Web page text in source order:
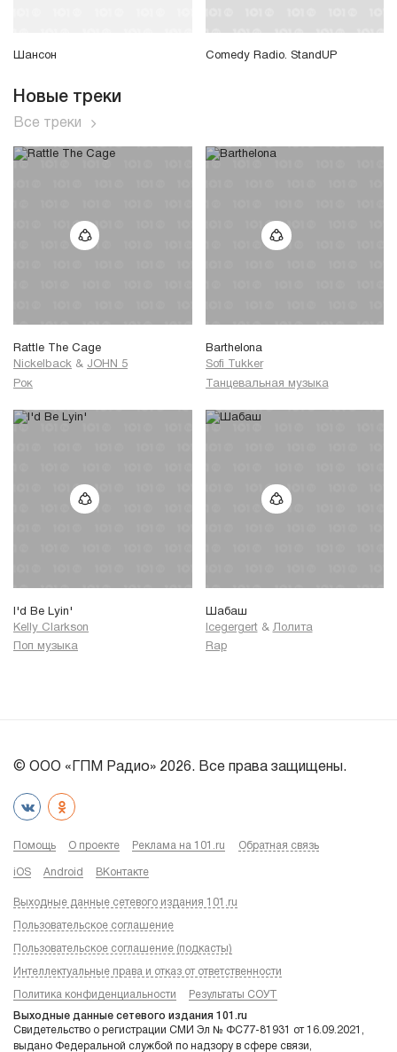
Шансон Comedy Radio. StandUP
Новые треки
Все треки
Rattle The Cage
Nickelback & JOHN 5
Рок
Barthelona
Sofi Tukker
Танцевальная музыка
I'd Be Lyin'
Kelly Clarkson
Поп музыка
Шабаш
Icegergert & Лолита
Rap
© ООО «ГПМ Радио» 2026. Все права защищены.
Помощь О проекте Реклама на 101.ru Обратная связь
iOS Android ВКонтакте
Выходные данные сетевого издания 101.ru
Пользовательское соглашение
Пользовательское соглашение (подкасты)
Интеллектуальные права и отказ от ответственности
Политика конфиденциальности Результаты СОУТ
Выходные данные сетевого издания 101.ru
Свидетельство о регистрации СМИ Эл № ФС77-81931 от 16.09.2021,
выдано Федеральной службой по надзору в сфере связи,